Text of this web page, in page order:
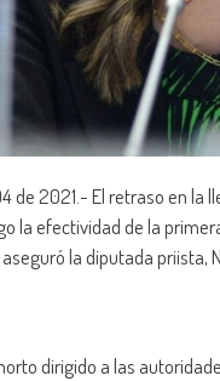
de 2021.- El retraso en la
la efectividad de la
la diputada priista,
dirigido a las